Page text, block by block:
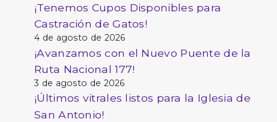
¡Tenemos Cupos Disponibles para
Castración de Gatos!
4 de agosto de 2026
¡Avanzamos con el Nuevo Puente de la
Ruta Nacional 177!
3 de agosto de 2026
¡Últimos vitrales listos para la Iglesia de
San Antonio!